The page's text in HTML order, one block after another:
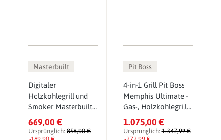
Masterbuilt
Digitaler
Holzkohlegrill und
Smoker Masterbuilt
Gravity Series 600
inkl. Abdeckhaube
669,00 €
Ursprünglich: 858,90 €
Pit Boss
4-in-1 Grill Pit Boss
Memphis Ultimate -
Gas-, Holzkohlegrill
& Smoker inkl.
Gusseisen Starter Set
1.075,00 €
Ursprünglich:1.347,99 €